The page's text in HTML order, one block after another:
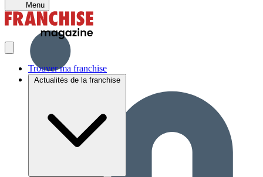
Menu
Trouver ma franchise
Actualités de la franchise